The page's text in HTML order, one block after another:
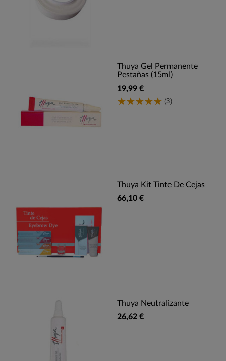
Thuya Gel Permanente
Pestañas (15ml)
19,99 €
(3)
Thuya Kit Tinte De Cejas
66,10 €
Thuya Neutralizante
26,62 €